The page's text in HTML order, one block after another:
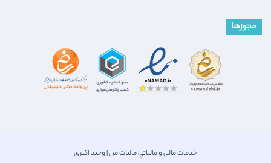
مجوزها
خدمات مالی و مالیاتیِ مالیات من | وحید اکبری